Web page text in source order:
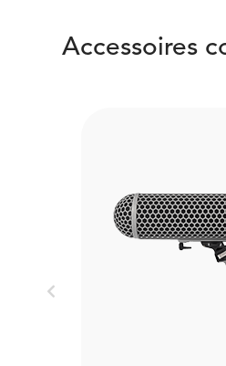
Accessoires
Previous